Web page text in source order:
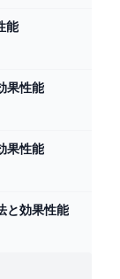
能
果性能
果性能
と効果性能